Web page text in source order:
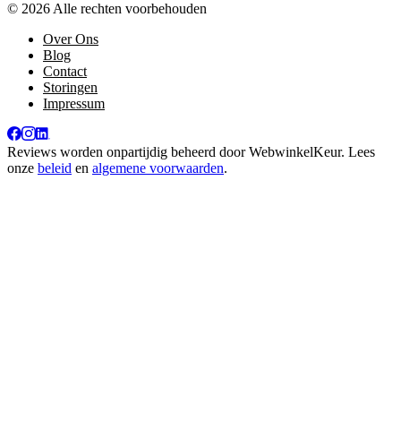
© 2026 Alle rechten voorbehouden
Over Ons
Blog
Contact
Storingen
Impressum
Reviews worden onpartijdig beheerd doorWebwinkelKeur. Lees
onze beleid en algemene voorwaarden.